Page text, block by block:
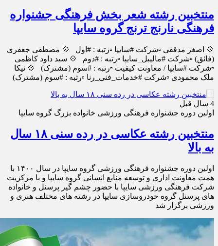
منتخبین رشته شعر بخش فرهنگی جشنواره
فرهنگی نارنج ترنج گروه سایپا
💠 اصغر مدققی ▫️شرکت #سایپا ▫️رتبه : #اول 💠 مصطفی جعفری
(فائق) ▫️شرکت #مالیبل_سایپا ▫️رتبه : #دوم 💠 سید داود کاظمی
▫️شرکت #سایپا / معاونت کیفیت ▫️رتبه : #سوم (مشترک) 💠 نیکا
ملک محمودی ▫️شرکت #خدمات_فنی_رنا ▫️رتبه : #سوم (مشترک)
4 سال قبل
اولین دوره جشنواره فرهنگی ورزشی خانواده بزرگ گروه سایپا
منتخبین رشته عکاسی در رده سنی ۱۸ سال
به بالا
اولین دوره جشنواره فرهنگی ورزشی گروه سایپا در سال ۱۴۰۰ با
همت معاونت اداری و توسعه منابع انسانی گروه سایپا و با مرکزیت
شرکت فرهنگی ورزشی سایپا با حضور چشم گیر پرسنل و خانواده
های پرسنل گروه خودروسازی سایپا در رشته های مختلف هنری و
ورزشی برگزار شد